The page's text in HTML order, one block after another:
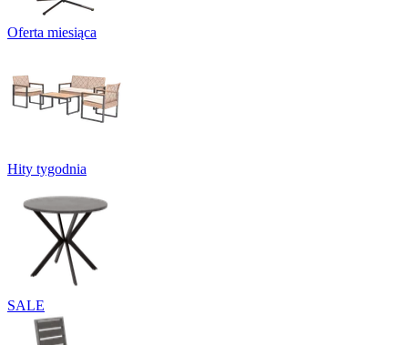
Oferta miesiąca
Hity tygodnia
SALE